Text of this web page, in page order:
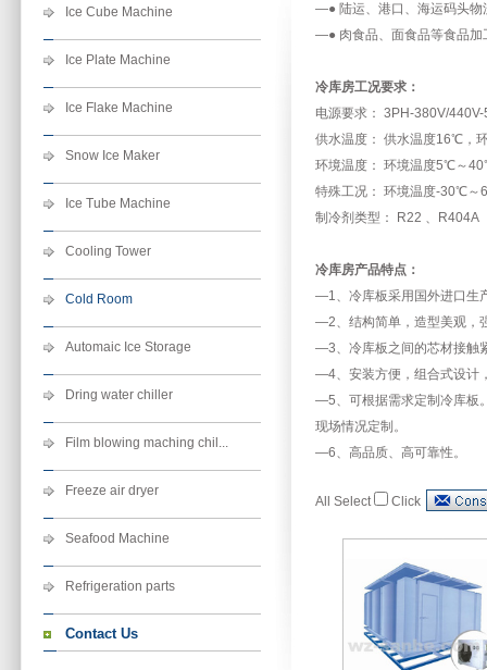
Ice Cube Machine
Ice Plate Machine
Ice Flake Machine
Snow Ice Maker
Ice Tube Machine
Cooling Tower
Cold Room
Automaic Ice Storage
Dring water chiller
Film blowing maching chil...
Freeze air dryer
Seafood Machine
Refrigeration parts
Contact Us
—● 陆运、港口、海运码头物
—● 肉食品、面食品等食品加
冷库房工况要求：
电源要求： 3PH-380V/
供水温度： 供水温度16℃，
环境温度： 环境温度5℃～
特殊工况： 环境温度-30℃
制冷剂类型： R22 、R404A
冷库房产品特点：
—1、冷库板采用国外进口生
—2、结构简单，造型美观，
—3、冷库板之间的芯材接触
—4、安装方便，组合式设计
—5、可根据需求定制冷库板
现场情况定制。
—6、高品质、高可靠性。
All Select Click